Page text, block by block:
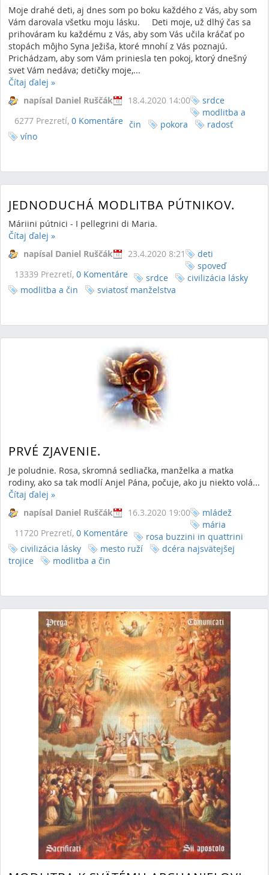
Moje drahé deti, aj dnes som po boku každého z Vás, aby som
Vám darovala všetku moju lásku. Deti moje, už dlhý čas sa
prihováram ku každému z Vás, aby som Vás učila kráčať po
stopách môjho Syna Ježiša, ktoré mnohí z Vás poznajú.
Prichádzam, aby som Vám priniesla ten pokoj, ktorý dnešný
svet Vám nedáva; detičky moje,...
Čítaj ďalej »
napísal Daniel Ruščák
18.4.2020 14:00
6277 Prezretí, 0 Komentáre
srdce
modlitba a
čin
pokora
radosť
víno
JEDNODUCHÁ MODLITBA PÚTNIKOV.
Máriini pútnici - I pellegrini di Maria.
Čítaj ďalej »
napísal Daniel Ruščák
23.4.2020 8:21
13339 Prezretí, 0 Komentáre
deti
spoveď
srdce
civilizácia lásky
modlitba a čin
sviatosť manželstva
PRVÉ ZJAVENIE.
Je poludnie. Rosa, skromná sedliačka, manželka a matka
rodiny, ako sa tak modlí Anjel Pána, počuje, ako ju niekto volá...
Čítaj ďalej »
napísal Daniel Ruščák
16.3.2020 19:00
11720 Prezretí, 0 Komentáre
mládež
mária
rosa buzzini in quattrini
civilizácia lásky
mesto ruží
dcéra najsvätejšej
trojice
modlitba a čin